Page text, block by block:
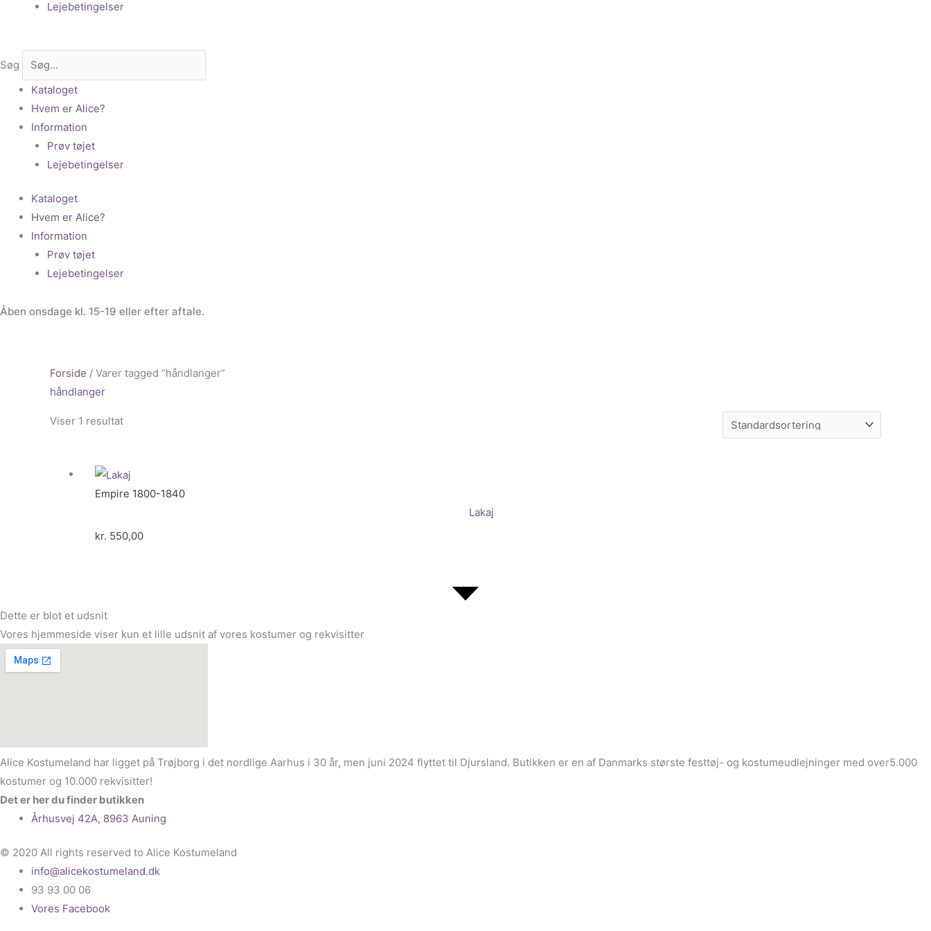
Lejebetingelser
Søg
Kataloget
Hvem er Alice?
Information
Prøv tøjet
Lejebetingelser
Kataloget
Hvem er Alice?
Information
Prøv tøjet
Lejebetingelser
Åben onsdage kl. 15-19 eller efter aftale.
Forside / Varer tagged “håndlanger”
håndlanger
Viser 1 resultat
Empire 1800-1840
Lakaj
kr. 550,00
Dette er blot et udsnit
Vores hjemmeside viser kun et lille udsnit af vores kostumer og rekvisitter
Alice Kostumeland har ligget på Trøjborg i det nordlige Aarhus i 30 år, men juni 2024 flyttet til Djursland. Butikken er en af Danmarks største festtøj- og kostumeudlejninger med over5.000
kostumer og 10.000 rekvisitter!
Det er her du finder butikken
Århusvej 42A, 8963 Auning
© 2020 All rights reserved to Alice Kostumeland
info@alicekostumeland.dk
93 93 00 06
Vores Facebook